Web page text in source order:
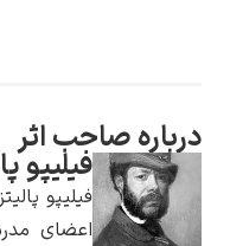
پیر آگوست رنوآر
صاحب اثر
فیلیپو پالیتزی
فیلیپو پالیتزی نقاش
اعضای مدرسه ناپل